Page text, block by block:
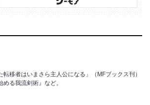
転移者はいまさら主人公になる」（MFブックス刊）
る我流剣術』など。